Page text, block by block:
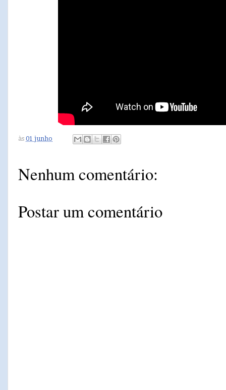
às 01 junho
Nenhum comentário:
Postar um comentário